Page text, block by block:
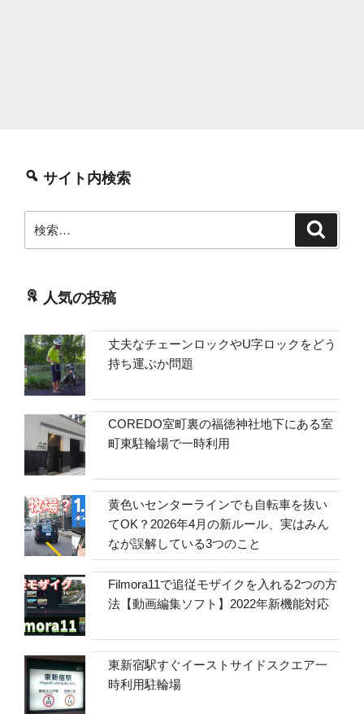
サイト内検索
索:
人気の投稿
丈夫なチェーンロックやU字ロックをどう
持ち運ぶか問題
COREDO室町裏の福徳神社地下にある室
町東駐輪場で一時利用
黄色いセンターラインでも自転車を抜い
てOK？2026年4月の新ルール、実はみん
なが誤解している3つのこと
Filmora11で追従モザイクを入れる2つの方
法【動画編集ソフト】2022年新機能対応
東新宿駅すぐイーストサイドスクエア一
時利用駐輪場